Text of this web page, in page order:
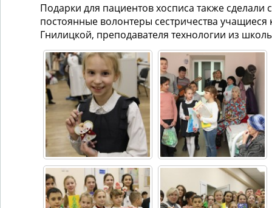
Подарки для пациентов хосписа также сделали
постоянные волонтеры сестричества учащиеся
Гнилицкой, преподавателя технологии из